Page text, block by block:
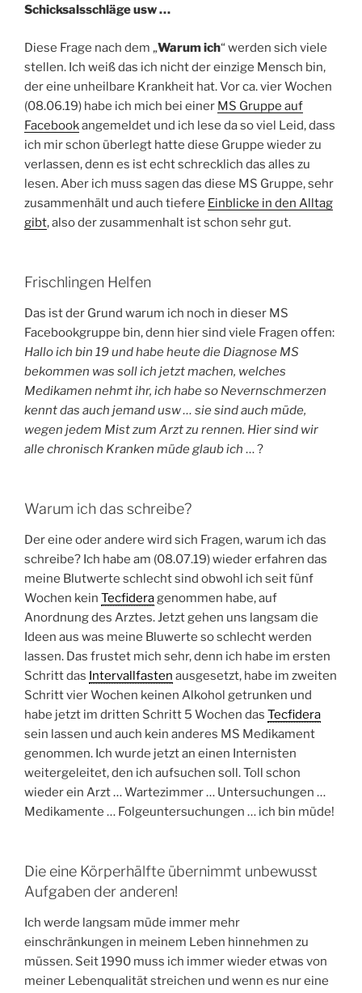
Schicksalsschläge usw …
Diese Frage nach dem „Warum ich“ werden sich viele
stellen. Ich weiß das ich nicht der einzige Mensch bin,
der eine unheilbare Krankheit hat. Vor ca. vier Wochen
(08.06.19) habe ich mich bei einer MS Gruppe auf
Facebookangemeldet und ich lese da so viel Leid, dass
ich mir schon überlegt hatte diese Gruppe wieder zu
verlassen, denn es ist echt schrecklich das alles zu
lesen. Aber ich muss sagen das diese MS Gruppe, sehr
zusammenhält und auch tiefere Einblicke in den Alltag
gibt, also der zusammenhalt ist schon sehr gut.
Frischlingen Helfen
Das ist der Grund warum ich noch in dieser MS
Facebookgruppe bin, denn hier sind viele Fragen offen:
Hallo ich bin 19 und habe heute die Diagnose MS
bekommen was soll ich jetzt machen, welches
Medikamen nehmt ihr, ich habe so Nevernschmerzen
kennt das auch jemand usw … sie sind auch müde,
wegen jedem Mist zum Arzt zu rennen. Hier sind wir
alle chronisch Kranken müde glaub ich … ?
Warum ich das schreibe?
Der eine oder andere wird sich Fragen, warum ich das
schreibe? Ich habe am (08.07.19) wieder erfahren das
meine Blutwerte schlecht sind obwohl ich seit fünf
Wochen kein Tecfideragenommen habe, auf
Anordnung des Arztes. Jetzt gehen uns langsam die
Ideen aus was meine Bluwerte so schlecht werden
lassen. Das frustet mich sehr, denn ich habe im ersten
Schritt das Intervallfasten ausgesetzt, habe im zweiten
Schritt vier Wochen keinen Alkohol getrunken und
habe jetzt im dritten Schritt 5 Wochen das Tecfidera
sein lassen und auch kein anderes MS Medikament
genommen. Ich wurde jetzt an einen Internisten
weitergeleitet, den ich aufsuchen soll. Toll schon
wieder ein Arzt … Wartezimmer … Untersuchungen …
Medikamente … Folgeuntersuchungen … ich bin müde!
Die eine Körperhälfte übernimmt unbewusst
Aufgaben der anderen!
Ich werde langsam müde immer mehr
einschränkungen in meinem Leben hinnehmen zu
müssen. Seit 1990 muss ich immer wieder etwas von
meiner Lebenqualität streichen und wenn es nur eine